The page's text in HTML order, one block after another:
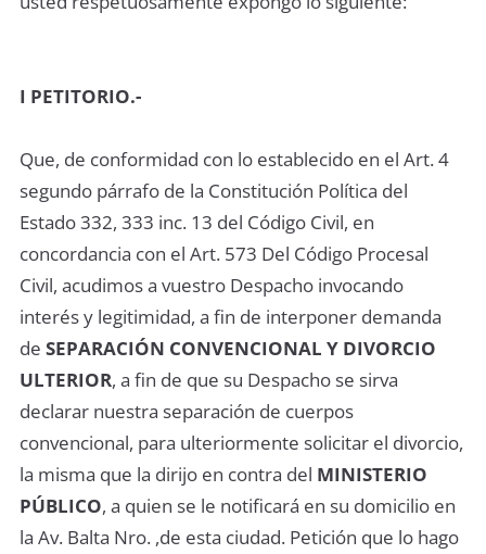
I PETITORIO.-
Que, de conformidad con lo establecido en el Art. 4
segundo párrafo de la Constitución Política del
Estado 332, 333 inc. 13 del Código Civil, en
concordancia con el Art. 573 Del Código Procesal
Civil, acudimos a vuestro Despacho invocando
interés y legitimidad, a fin de interponer demanda
de SEPARACIÓN CONVENCIONAL Y DIVORCIO
ULTERIOR, a fin de que su Despacho se sirva
declarar nuestra separación de cuerpos
convencional, para ulteriormente solicitar el divorcio,
la misma que la dirijo en contra del MINISTERIO
PÚBLICO, a quien se le notificará en su domicilio en
la Av. Balta Nro. ,de esta ciudad. Petición que lo hago